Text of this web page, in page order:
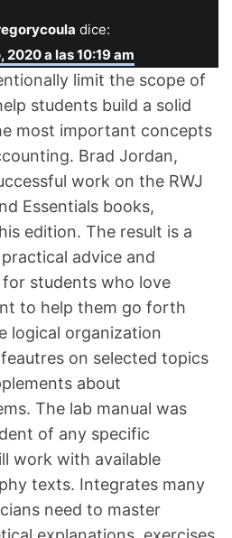
dice:
2020 a las 10:19 am
limit the scope of
students build a solid
most important concepts
Brad Jordan,
work on the RWJ
Essentials books,
edition. The result is a
advice and
students who love
to help them go forth
logical organization
on selected topics
about
The lab manual was
of any specific
work with available
texts. Integrates many
need to master